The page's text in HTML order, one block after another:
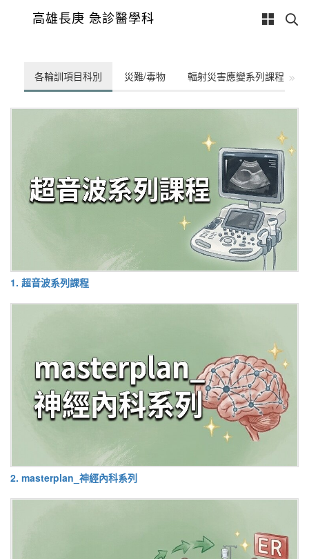
高雄長庚 急診醫學科
各輪訓項目科別 災難/毒物 輻射災害應變系列課程
1. 超音波系列課程
2. masterplan_神經內科系列